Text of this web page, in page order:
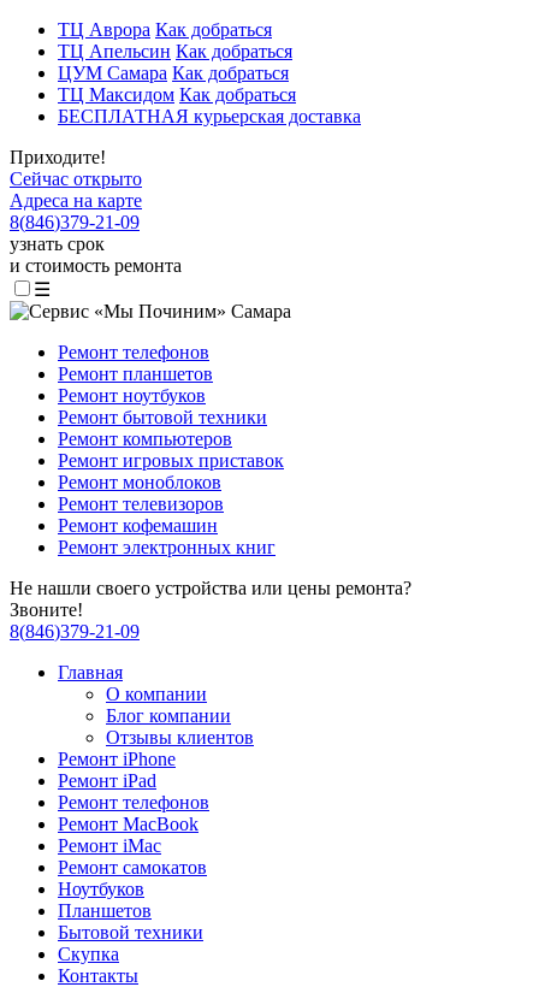
ТЦ Аврора Как добраться
ТЦ Апельсин Как добраться
ЦУМ Самара Как добраться
ТЦ Максидом Как добраться
БЕСПЛАТНАЯ курьерская доставка
Приходите!
Сейчас открыто
Адреса на карте
8(846)379-21-09
узнать срок
и стоимость ремонта
☰
Ремонт телефонов
Ремонт планшетов
Ремонт ноутбуков
Ремонт бытовой техники
Ремонт компьютеров
Ремонт игровых приставок
Ремонт моноблоков
Ремонт телевизоров
Ремонт кофемашин
Ремонт электронных книг
Не нашли своего устройства или цены ремонта?
Звоните!
8(846)379-21-09
Главная
О компании
Блог компании
Отзывы клиентов
Ремонт iPhone
Ремонт iPad
Ремонт телефонов
Ремонт MacBook
Ремонт iMac
Ремонт самокатов
Ноутбуков
Планшетов
Бытовой техники
Скупка
Контакты